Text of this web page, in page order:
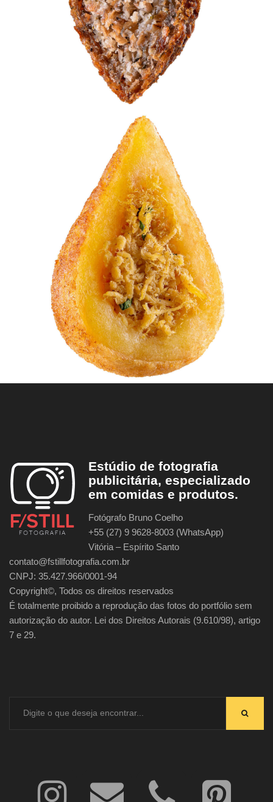
Estúdio de fotografia
publicitária, especializado
em comidas e produtos.
Fotógrafo Bruno Coelho
+55 (27) 9 9628-8003 (WhatsApp)
Vitória – Espírito Santo
contato@fstillfotografia.com.br
CNPJ: 35.427.966/0001-94
Copyright©, Todos os direitos reservados
É totalmente proibido a reprodução das fotos do portfólio sem
autorização do autor. Lei dos Direitos Autorais (9.610/98), artigo
7 e 29.